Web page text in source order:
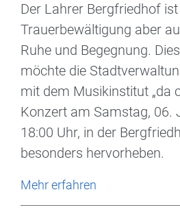
Der Lahrer Bergfriedhof
Trauerbewältigung aber
Ruhe und Begegnung.
möchte die
mit dem Musikinstitut „da
Konzert am Samstag, 06.
18:00 Uhr, in der
besonders hervorheben.
Mehr erfahren